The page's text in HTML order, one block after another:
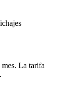
La tarifa